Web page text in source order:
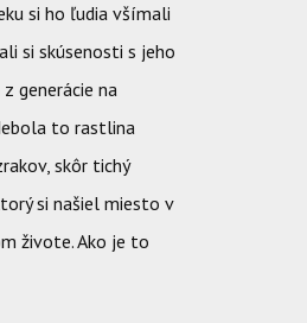
si ho ľudia všímali
si skúsenosti s jeho
generácie na
to rastlina
skôr tichý
si našiel miesto v
živote. Ako je to